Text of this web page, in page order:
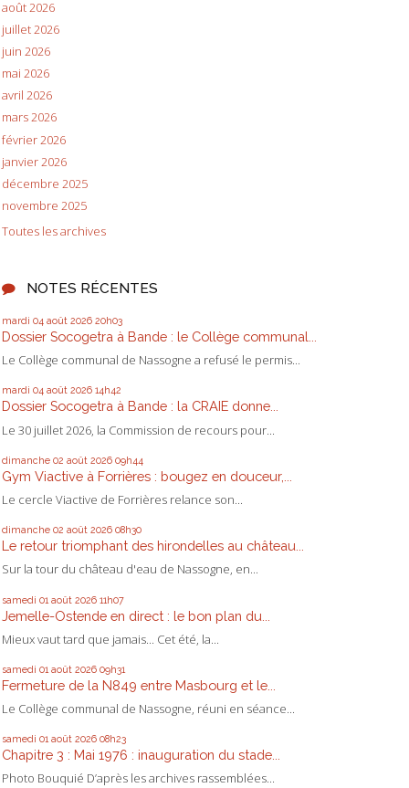
août 2026
juillet 2026
juin 2026
mai 2026
avril 2026
mars 2026
février 2026
janvier 2026
décembre 2025
novembre 2025
Toutes les archives
NOTES RÉCENTES
mardi 04 août 2026 20h03
Dossier Socogetra à Bande : le Collège communal...
Le Collège communal de Nassogne a refusé le permis...
mardi 04 août 2026 14h42
Dossier Socogetra à Bande : la CRAIE donne...
Le 30 juillet 2026, la Commission de recours pour...
dimanche 02 août 2026 09h44
Gym Viactive à Forrières : bougez en douceur,...
Le cercle Viactive de Forrières relance son...
dimanche 02 août 2026 08h30
Le retour triomphant des hirondelles au château...
Sur la tour du château d'eau de Nassogne, en...
samedi 01 août 2026 11h07
Jemelle-Ostende en direct : le bon plan du...
Mieux vaut tard que jamais... Cet été, la...
samedi 01 août 2026 09h31
Fermeture de la N849 entre Masbourg et le...
Le Collège communal de Nassogne, réuni en séance...
samedi 01 août 2026 08h23
Chapitre 3 : Mai 1976 : inauguration du stade...
Photo Bouquié D’après les archives rassemblées...